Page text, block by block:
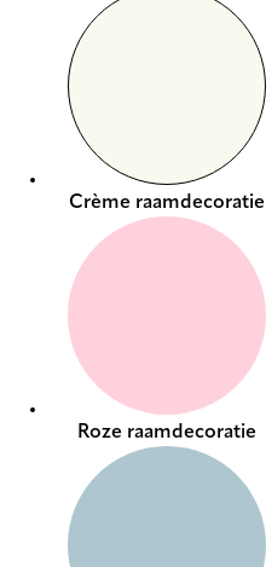
Crème raamdecoratie
Roze raamdecoratie